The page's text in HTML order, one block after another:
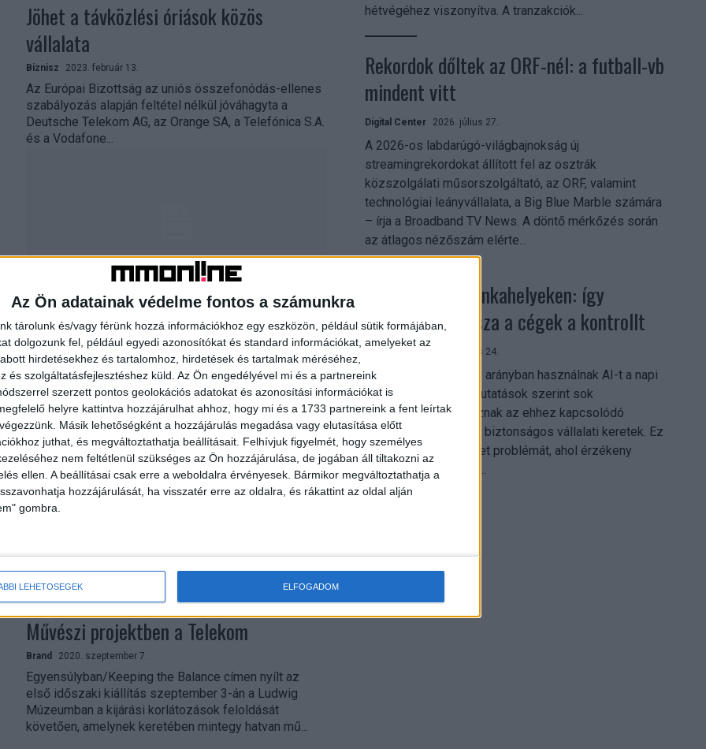
Az Ön adatainak védelme fontos a számunkra
tárolunk és/vagy férünk hozzá információkhoz egy eszközön, például sütik formájában,
dolgozunk fel, például egyedi azonosítókat és standard információkat, amelyeket az
hirdetésekhez és tartalomhoz, hirdetések és tartalmak méréséhez,
és szolgáltatásfejlesztéshez küld. Az Ön engedélyével mi és a partnereink
szerzett pontos geolokációs adatokat és azonosítási információkat is
helyre kattintva hozzájárulhat ahhoz, hogy mi és a 1733 partnereink a fent leírtak
Másik lehetőségként a hozzájárulás megadása vagy elutasítása előtt
juthat, és megváltoztathatja beállításait. Felhívjuk figyelmét, hogy személyes
nem feltétlenül szükséges az Ön hozzájárulása, de jogában áll tiltakozni az
ellen. A beállításai csak erre a weboldalra érvényesek. Bármikor megváltoztathatja a
hozzájárulását, ha visszatér erre az oldalra, és rákattint az oldal alján
gombra.
LEHETŐSÉGEK ELFOGADOM
Jöhet a távközlési óriások közös
vállalata
Biznisz 2023. február 13.
Az Európai Bizottság az uniós összefonódás-ellenes
szabályozás alapján feltétel nélkül jóváhagyta a
Deutsche Telekom AG, az Orange SA, a Telefónica S.A.
és a Vodafone...
Ökológiai mobiltelefon minősítési
rendszer indul
Mobil 2021. május 26.
Európa öt vezető mobilszolgáltatója közös, iparági
szintű Eco Rating minősítési rendszert vezet be,
melynek segítségével könnyen beazonosíthatóvá és
összehasonlítóvá válnak a fogyasztók számára a...
Művészi projektben a Telekom
Brand 2020. szeptember 7.
Egyensúlyban/Keeping the Balance címen nyílt az
első időszaki kiállítás szeptember 3-án a Ludwig
Múzeumban a kijárási korlátozások feloldását
követően, amelynek keretében mintegy hatvan mű...
hétvégéhez viszonyítva. A tranzakciók...
Rekordok dőltek az ORF-nél: a futball-vb
mindent vitt
Digital Center 2026. július 27.
A 2026-os labdarúgó-világbajnokság új
streamingrekordokat állított fel az osztrák
közszolgálati műsorszolgáltató, az ORF, valamint
technológiai leányvállalata, a Big Blue Marble számára
– írja a Broadband TV News. A döntő mérkőzés során
az átlagos nézőszám elérte...
Shadow AI a munkahelyeken: így
szerezhetik vissza a cégek a kontrollt
Digital Center 2026. július 24.
A munkavállalók nagy arányban használnak AI-t a napi
munkában, ám friss kutatások szerint sok
szervezetnél hiányoznak az ehhez kapcsolódó
világos irányelvek és biztonságos vállalati keretek. Ez
különösen ott jelenthet problémát, ahol érzékeny
üzleti információkkal...